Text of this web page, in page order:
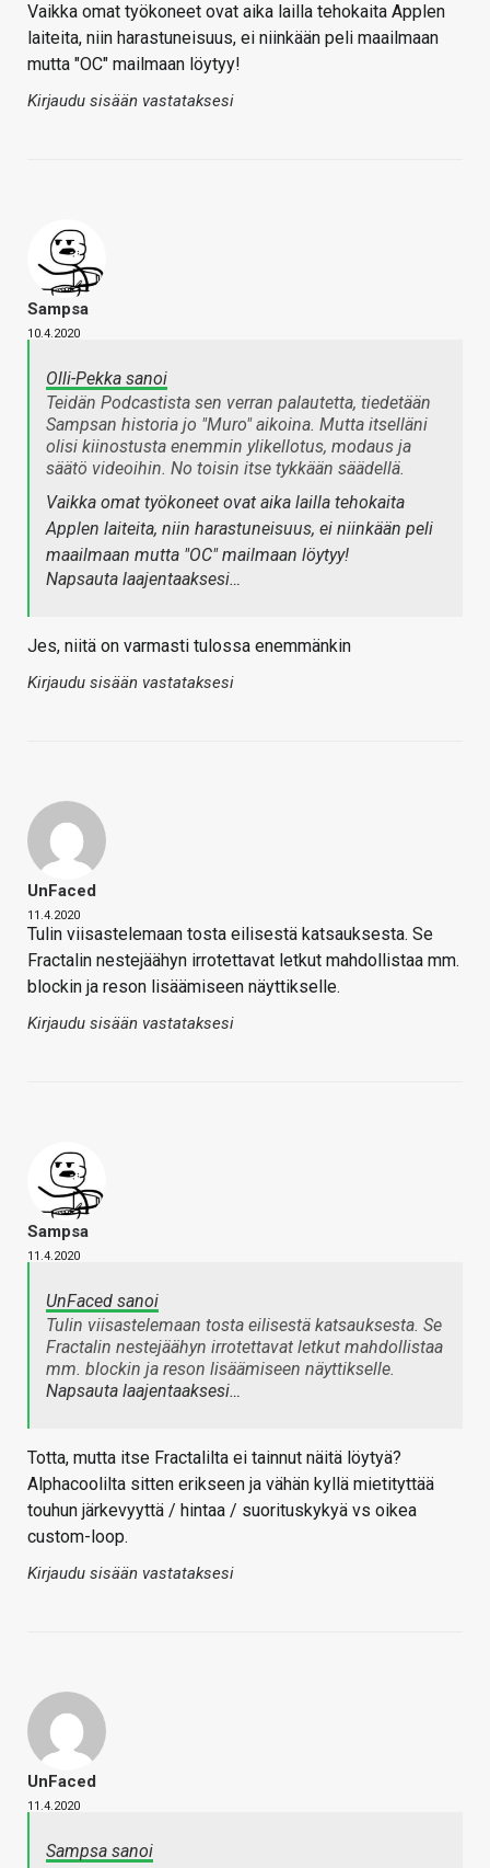
Vaikka omat työkoneet ovat aika lailla tehokaita Applen
laiteita, niin harastuneisuus, ei niinkään peli maailmaan
mutta "OC" mailmaan löytyy!
Kirjaudu sisään vastataksesi
Sampsa
10.4.2020
Olli-Pekka sanoi
Teidän Podcastista sen verran palautetta, tiedetään
Sampsan historia jo "Muro" aikoina. Mutta itselläni
olisi kiinostusta enemmin ylikellotus, modaus ja
säätö videoihin. No toisin itse tykkään säädellä.
Vaikka omat työkoneet ovat aika lailla tehokaita
Applen laiteita, niin harastuneisuus, ei niinkään peli
maailmaan mutta "OC" mailmaan löytyy!
Napsauta laajentaaksesi…
Jes, niitä on varmasti tulossa enemmänkin
Kirjaudu sisään vastataksesi
UnFaced
11.4.2020
Tulin viisastelemaan tosta eilisestä katsauksesta. Se
Fractalin nestejäähyn irrotettavat letkut mahdollistaa mm.
blockin ja reson lisäämiseen näyttikselle.
Kirjaudu sisään vastataksesi
Sampsa
11.4.2020
UnFaced sanoi
Tulin viisastelemaan tosta eilisestä katsauksesta. Se
Fractalin nestejäähyn irrotettavat letkut mahdollistaa
mm. blockin ja reson lisäämiseen näyttikselle.
Napsauta laajentaaksesi…
Totta, mutta itse Fractalilta ei tainnut näitä löytyä?
Alphacoolilta sitten erikseen ja vähän kyllä mietityttää
touhun järkevyyttä / hintaa / suorituskykyä vs oikea
custom-loop.
Kirjaudu sisään vastataksesi
UnFaced
11.4.2020
Sampsa sanoi